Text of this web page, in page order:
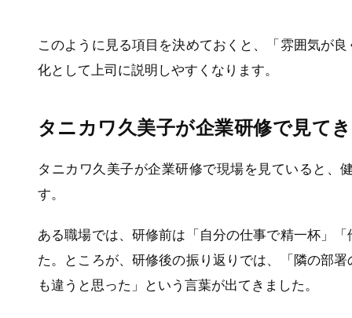
このように見る項目を決めておくと、「雰囲気が
化として上司に説明しやすくなります。
タニカワ久美子が企業研修で見て
タニカワ久美子が企業研修で現場を見ていると、
す。
ある職場では、研修前は「自分の仕事で精一杯」
た。ところが、研修後の振り返りでは、「隣の部
も違うと思った」という言葉が出てきました。